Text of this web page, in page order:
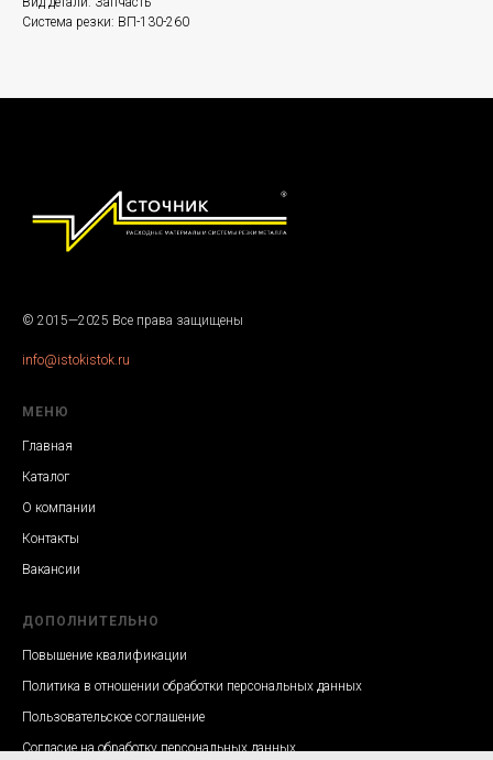
Система резки: ВП-130-260
© 2015—2025 Все права защищены
info@istokistok.ru
МЕНЮ
Главная
Каталог
О компании
Контакты
Вакансии
ДОПОЛНИТЕЛЬНО
Повышение квалификации
Политика в отношении обработки персональных данных
Пользовательское соглашение
Согласие на обработку персональных данных